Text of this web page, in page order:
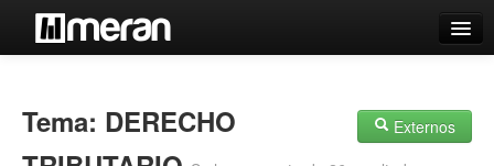
Búsqueda Avanzada
Estantes Virtuales
Externos
Tema: DERECHO